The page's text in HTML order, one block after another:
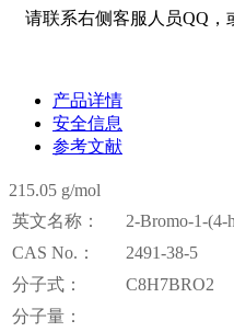
请联系右侧客服人员QQ，
产品详情
安全信息
参考文献
215.05 g/mol
英文名称：
2-Bromo-1-(4-
CAS No.：
2491-38-5
分子式：
C8H7BRO2
分子量：